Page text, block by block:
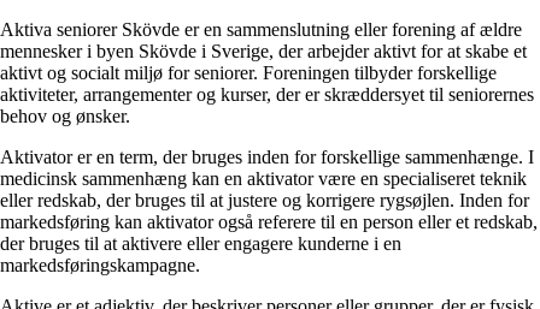
Aktiva seniorer Skövde er en sammenslutning eller forening af ældre
mennesker i byen Skövde i Sverige, der arbejder aktivt for at skabe et
aktivt og socialt miljø for seniorer. Foreningen tilbyder forskellige
aktiviteter, arrangementer og kurser, der er skræddersyet til seniorernes
behov og ønsker.
Aktivator er en term, der bruges inden for forskellige sammenhænge. I
medicinsk sammenhæng kan en aktivator være en specialiseret teknik
eller redskab, der bruges til at justere og korrigere rygsøjlen. Inden for
markedsføring kan aktivator også referere til en person eller et redskab,
der bruges til at aktivere eller engagere kunderne i en
markedsføringskampagne.